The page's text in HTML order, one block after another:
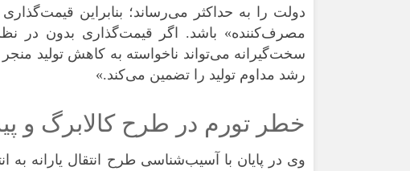
دولت را به حداکثر می‌رساند؛ بنابراین
مصرف‌کننده» باشد. اگر قیمت‌گذاری بدون در
سخت‌گیرانه می‌تواند ناخواسته به کاهش تولید
رشد مداوم تولید را تضمین می‌کند.»
خطر تورم در طرح کالابرگ و
وی در پایان با آسیب‌شناسی طرح انتقال یارانه